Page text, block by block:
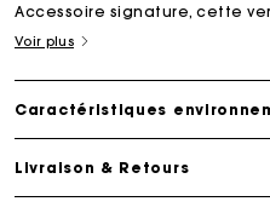
Accessoire signature, cette
Voir plus
Caractéristiques
Livraison & Retours